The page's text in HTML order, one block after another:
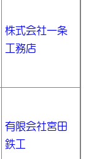
株式会社一条
工務店
有限会社宮田
鉄工